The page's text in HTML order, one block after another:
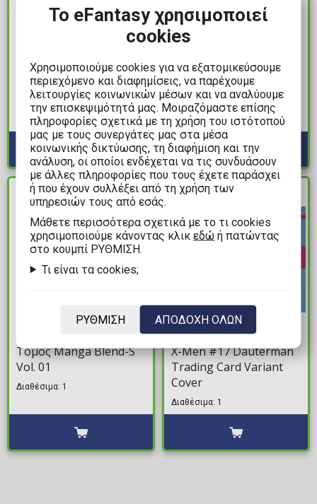
Τόμος Manga
Vagabond Definitive
Edition Vol. 01 HC
Διαθέσιμα: 2
11,99€
Τόμος Manga One
Piece Vol. 19 (New
Printing)
Διαθέσιμα: 1
ΔΙΑΘΕΣΙΜΟ
Τόμος Manga Blend-S
Vol. 01
Διαθέσιμα: 1
5,99€
X-Men #17 Dauterman
Trading Card Variant
Cover
Διαθέσιμα: 1
Το eFantasy χρησιμοποιεί
cookies
Χρησιμοποιούμε cookies για να εξατομικεύσουμε
περιεχόμενο και διαφημίσεις, να παρέχουμε
λειτουργίες κοινωνικών μέσων και να αναλύουμε
την επισκεψιμότητά μας. Μοιραζόμαστε επίσης
πληροφορίες σχετικά με τη χρήση του ιστότοπού
μας με τους συνεργάτες μας στα μέσα
κοινωνικής δικτύωσης, τη διαφήμιση και την
ανάλυση, οι οποίοι ενδέχεται να τις συνδυάσουν
με άλλες πληροφορίες που τους έχετε παράσχει
ή που έχουν συλλέξει από τη χρήση των
υπηρεσιών τους από εσάς.
Mάθετε περισσότερα σχετικά με το τι cookies
χρησιμοποιούμε κάνοντας κλικεδώ ή πατώντας
στο κουμπί ΡΥΘΜΙΣΗ.
Τι είναι τα cookies;
ΡΥΘΜΙΣΗ ΑΠΟΔΟΧΗ ΟΛΩΝ